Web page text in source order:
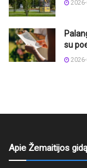
su
Apie Žemaitijos gidą